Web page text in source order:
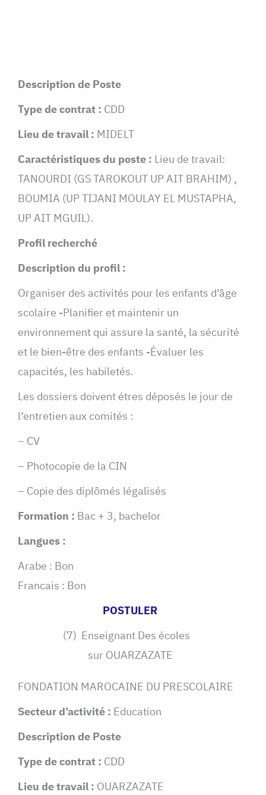
Description de Poste
Type de contrat : CDD
Lieu de travail : MIDELT
Caractéristiques du poste : Lieu de travail:
TANOURDI (GS TAROKOUT UP AIT BRAHIM) ,
BOUMIA (UP TIJANI MOULAY EL MUSTAPHA,
UP AIT MGUIL).
Profil recherché
Description du profil :
Organiser des activités pour les enfants d’âge
scolaire -Planifier et maintenir un
environnement qui assure la santé, la sécurité
et le bien-être des enfants -Évaluer les
capacités, les habiletés.
Les dossiers doivent étres déposés le jour de
l’entretien aux comités :
– CV
– Photocopie de la CIN
– Copie des diplômés légalisés
Formation : Bac + 3, bachelor
Langues :
Arabe : Bon
Francais : Bon
POSTULER
(7) Enseignant Des écoles
sur OUARZAZATE
FONDATION MAROCAINE DU PRESCOLAIRE
Secteur d’activité : Education
Description de Poste
Type de contrat : CDD
Lieu de travail : OUARZAZATE